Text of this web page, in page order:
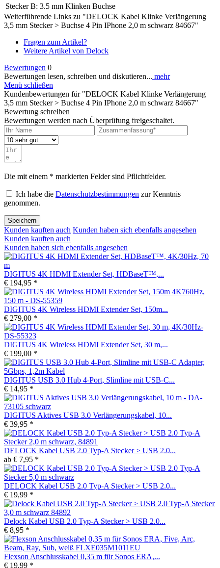
Stecker B: 3.5 mm Klinken Buchse
Weiterführende Links zu "DELOCK Kabel Klinke Verlängerung
3,5 mm Stecker > Buchse 4 Pin IPhone 2,0 m schwarz 84667"
Fragen zum Artikel?
Weitere Artikel von Delock
Bewertungen 0
Bewertungen lesen, schreiben und diskutieren... mehr
Menü schließen
Kundenbewertungen für "DELOCK Kabel Klinke Verlängerung
3,5 mm Stecker > Buchse 4 Pin IPhone 2,0 m schwarz 84667"
Bewertung schreiben
Bewertungen werden nach Überprüfung freigeschaltet.
Die mit einem * markierten Felder sind Pflichtfelder.
Ich habe die Datenschutzbestimmungen zur Kenntnis
genommen.
Speichern
Kunden kauften auch Kunden haben sich ebenfalls angesehen
Kunden kauften auch
Kunden haben sich ebenfalls angesehen
DIGITUS 4K HDMI Extender Set, HDBaseT™,...
€ 194,95 *
DIGITUS 4K Wireless HDMI Extender Set, 150m...
€ 279,00 *
DIGITUS 4K Wireless HDMI Extender Set, 30 m,...
€ 199,00 *
DIGITUS USB 3.0 Hub 4-Port, Slimline mit USB-C...
€ 14,95 *
DIGITUS Aktives USB 3.0 Verlängerungskabel, 10...
€ 39,95 *
DELOCK Kabel USB 2.0 Typ-A Stecker > USB 2.0...
ab € 7,95 *
DELOCK Kabel USB 2.0 Typ-A Stecker > USB 2.0...
€ 19,99 *
Delock Kabel USB 2.0 Typ-A Stecker > USB 2.0...
€ 8,95 *
Flexson Anschlusskabel 0,35 m für Sonos ERA,...
€ 19,99 *